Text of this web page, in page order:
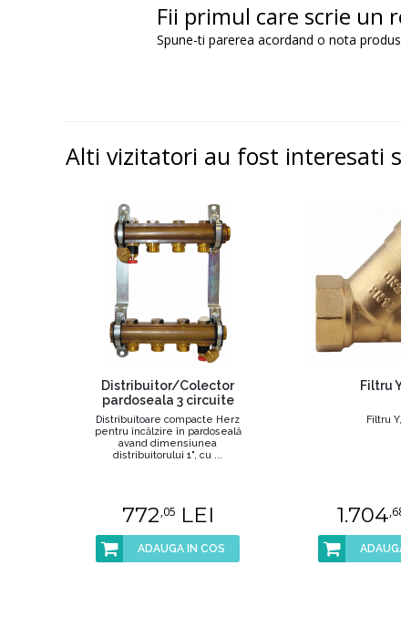
Fii primul care scrie un
Spune-ti parerea acordand o nota
Alti vizitatori au fost interesati
Distribuitor/Colector
pardoseala 3 circuite
Distribuitoare compacte Herz
pentru încălzire în pardoseală
avand dimensiunea
distribuitorului 1", cu ...
772,05LEI
ADAUGA IN COS
Filtru
Filtru
1.704